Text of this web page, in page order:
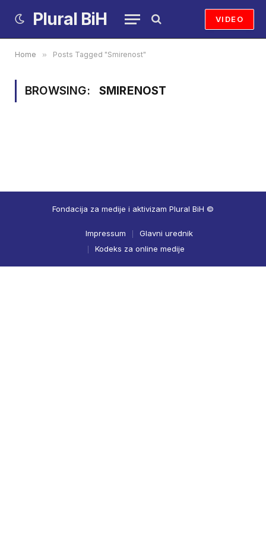
Plural BiH VIDEO
Home » Posts Tagged "Smirenost"
BROWSING: SMIRENOST
Fondacija za medije i aktivizam Plural BiH ©
Impressum
Glavni urednik
Kodeks za online medije